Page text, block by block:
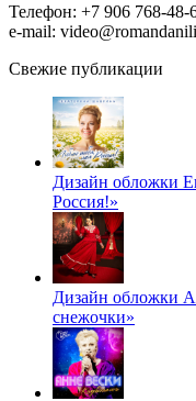
Телефон: +7 906 768-48-
e-mail:
Свежие публикации
Дизайн обложки
Россия!»
Дизайн обложки
снежочки»